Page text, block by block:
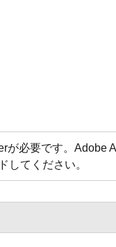
が必要です。Adobe
してください。